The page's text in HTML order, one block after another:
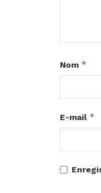
Nom *
E-mail *